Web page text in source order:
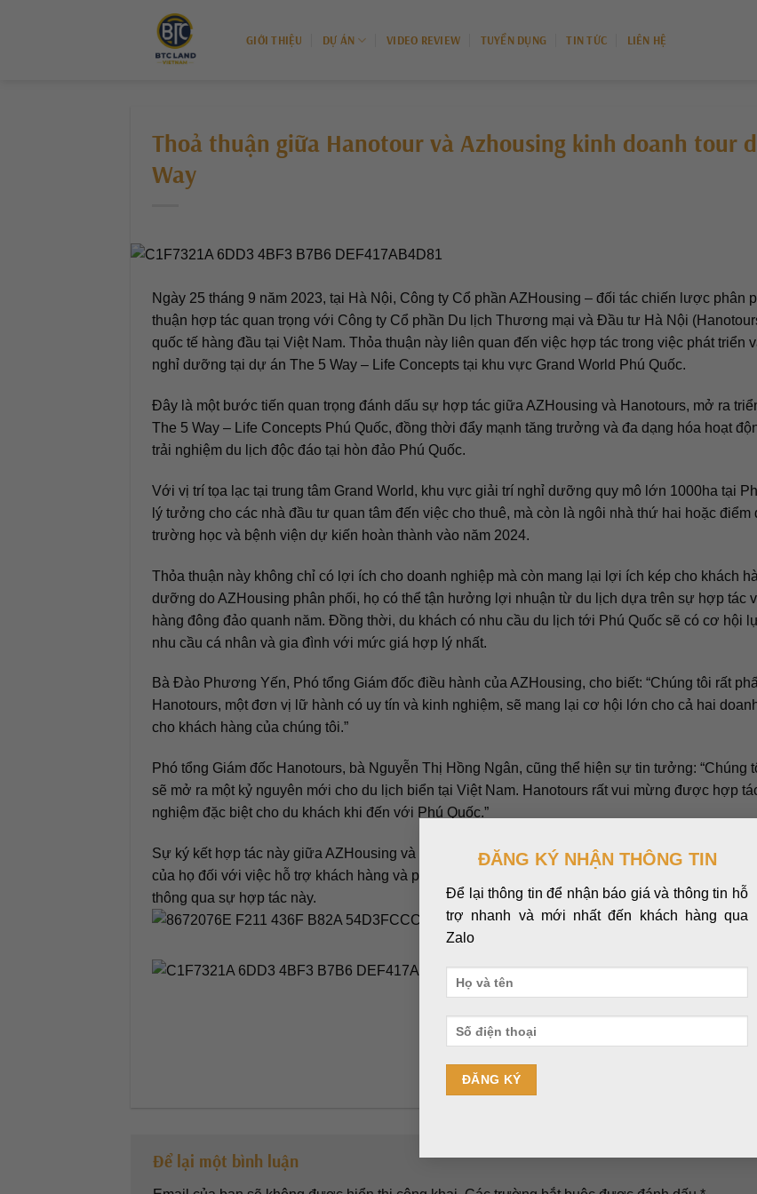
ĐĂNG KÝ NHẬN THÔNG TIN
Để lại thông tin để nhận báo giá và thông tin hỗ
trợ nhanh và mới nhất đến khách hàng qua
Zalo
GIỚI THIỆU DỰ ÁN VIDEO REVIEW TUYỂN DỤNG TIN TỨC LIÊN HỆ
Thoả thuận giữa Hanotour và Azhousing kinh doanh tour
Way
Ngày 25 tháng 9 năm 2023, tại Hà Nội, Công ty Cổ phần AZHousing – đối tác chiến lược phân
thuận hợp tác quan trọng với Công ty Cổ phần Du lịch Thương mại và Đầu tư Hà Nội
quốc tế hàng đầu tại Việt Nam. Thỏa thuận này liên quan đến việc hợp tác trong việc phát triển
nghỉ dưỡng tại dự án The 5 Way – Life Concepts tại khu vực Grand World Phú Quốc.
Đây là một bước tiến quan trọng đánh dấu sự hợp tác giữa AZHousing và Hanotours, mở ra
The 5 Way – Life Concepts Phú Quốc, đồng thời đẩy mạnh tăng trưởng và đa dạng hóa hoạt
trải nghiệm du lịch độc đáo tại hòn đảo Phú Quốc.
Với vị trí tọa lạc tại trung tâm Grand World, khu vực giải trí nghỉ dưỡng quy mô lớn 1000ha tại
lý tưởng cho các nhà đầu tư quan tâm đến việc cho thuê, mà còn là ngôi nhà thứ hai hoặc
trường học và bệnh viện dự kiến hoàn thành vào năm 2024.
Thỏa thuận này không chỉ có lợi ích cho doanh nghiệp mà còn mang lại lợi ích kép cho khách
dưỡng do AZHousing phân phối, họ có thể tận hưởng lợi nhuận từ du lịch dựa trên sự hợp tác
hàng đông đảo quanh năm. Đồng thời, du khách có nhu cầu du lịch tới Phú Quốc sẽ có cơ hội
nhu cầu cá nhân và gia đình với mức giá hợp lý nhất.
Bà Đào Phương Yến, Phó tổng Giám đốc điều hành của AZHousing, cho biết: “Chúng tôi rất
Hanotours, một đơn vị lữ hành có uy tín và kinh nghiệm, sẽ mang lại cơ hội lớn cho cả hai
cho khách hàng của chúng tôi.”
Phó tổng Giám đốc Hanotours, bà Nguyễn Thị Hồng Ngân, cũng thể hiện sự tin tưởng:
sẽ mở ra một kỷ nguyên mới cho du lịch biển tại Việt Nam. Hanotours rất vui mừng được hợp
nghiệm đặc biệt cho du khách khi đến với Phú Quốc.”
Sự ký kết hợp tác này giữa AZHousing và Hanotours không chỉ hứa hẹn mang lại lợi ích cho
của họ đối với việc hỗ trợ khách hàng và phát triển bền vững. Đây có thể xem là một bước đột
thông qua sự hợp tác này.
Để lại một bình luận